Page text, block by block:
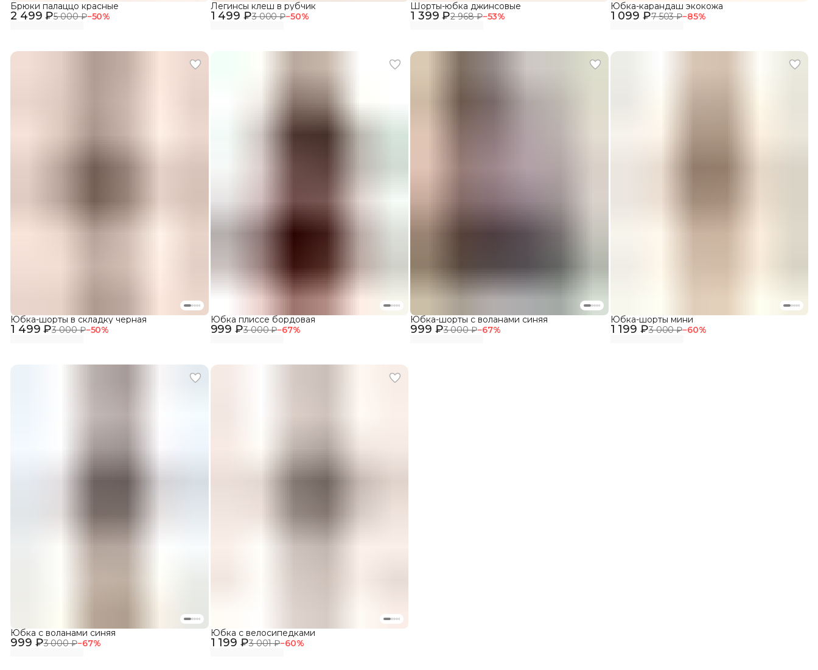
2 499 ₽5 000 ₽−50%
Брюки палаццо красные
1 499 ₽3 000 ₽−50%
Легинсы клеш в рубчик
1 399 ₽2 968 ₽−53%
Шорты-юбка джинсовые
1 099 ₽7 503 ₽−85%
Юбка-карандаш экокожа
1 499 ₽3 000 ₽−50%
Юбка-шорты в складку черная
999 ₽3 000 ₽−67%
Юбка плиссе бордовая
999 ₽3 000 ₽−67%
Юбка-шорты с воланами синяя
1 199 ₽3 000 ₽−60%
Юбка-шорты мини
999 ₽3 000 ₽−67%
Юбка с воланами синяя
1 199 ₽3 001 ₽−60%
Юбка с велосипедками